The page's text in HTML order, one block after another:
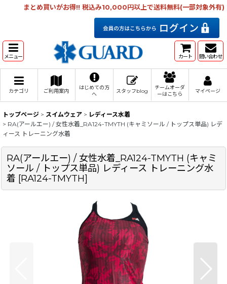
まとめ買いがお得!! 税込み10,000円以上で送料無料(一部対象外有)
メニュー カート 問い合わせ
カテゴリ ご利用案内
はじめての方
へ
スタッフblog
チームオーダ
ーはこちら
マイページ
トップページ > スイムウェア > レディース水着
> RA(アールエー) / 女性水着_RA124-TMYTH (キャミソール / トップス単品) レデ
ィース トレーニング水着
RA(アールエー) / 女性水着_RA124-TMYTH (キャミ
ソール / トップス単品) レディース トレーニング水
着 [RA124-TMYTH]